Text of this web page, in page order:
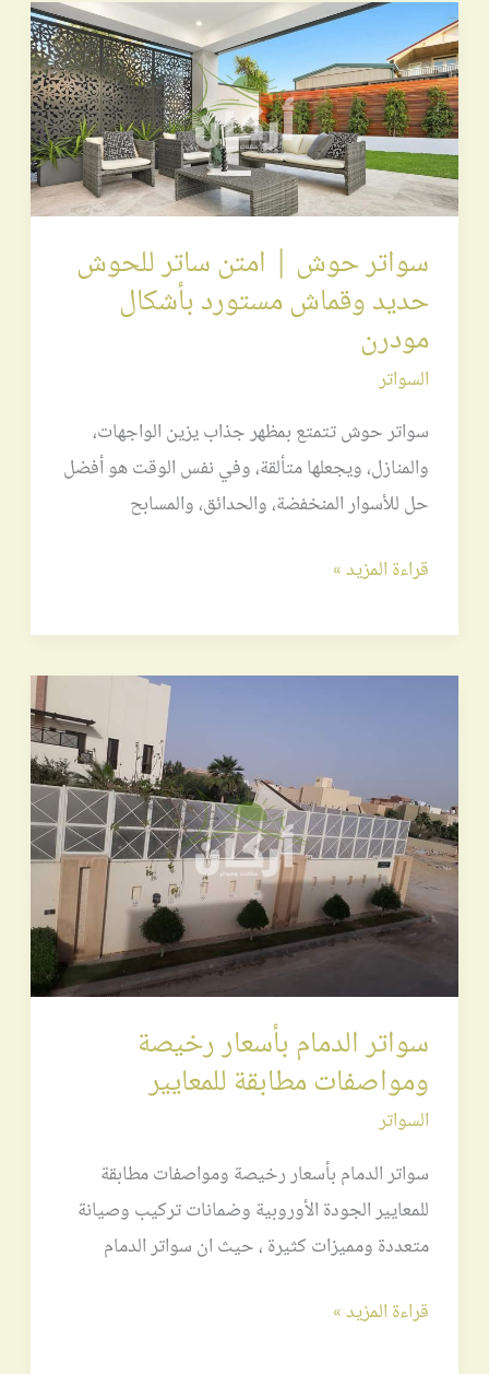
سواتر حوش | امتن ساتر للحوش
حديد وقماش مستورد بأشكال
مودرن
السواتر
سواتر حوش تتمتع بمظهر جذاب يزين الواجهات،
والمنازل، ويجعلها متألقة، وفي نفس الوقت هو أفضل
حل للأسوار المنخفضة، والحدائق، والمسابح
سواتر
حوش
|
امتن
ساتر
للحوش
وقماش
مستورد
بأشكال
مودرن
قراءة المزيد »
سواتر الدمام بأسعار رخيصة
ومواصفات مطابقة للمعايير
السواتر
سواتر الدمام بأسعار رخيصة ومواصفات مطابقة
للمعايير الجودة الأوروبية وضمانات تركيب وصيانة
متعددة ومميزات كثيرة ، حيث ان سواتر الدمام
رخيصة
ومواصفات
مطابقة
للمعايير
قراءة المزيد »